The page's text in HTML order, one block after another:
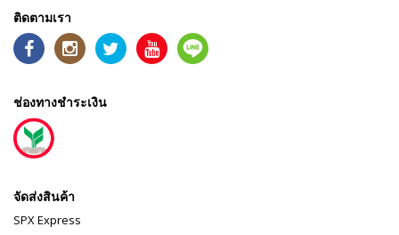
ติดตามเรา
ช่องทางชำระเงิน
จัดส่งสินค้า
SPX Express